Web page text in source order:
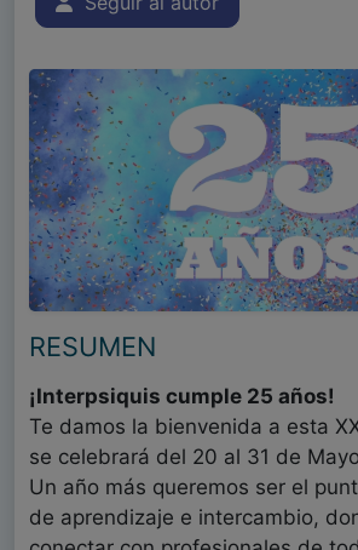
RESUMEN
¡Interpsiquis cumple 25 años!
Te damos la bienvenida a esta
se celebrará del 20 al 31 de
Un año más queremos ser el
de aprendizaje e intercambio,